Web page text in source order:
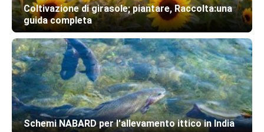
Coltivazione di girasole; piantare, Raccolta:una
guida completa
Schemi NABARD per l'allevamento ittico in India